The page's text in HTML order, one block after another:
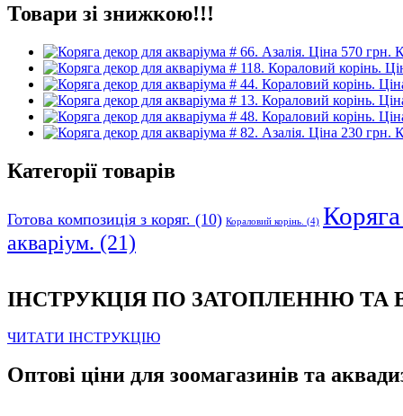
Товари зі знижкою!!!
Категорії товарів
Готова композиція з коряг. (10) Кораловий корінь. (4) Коряга
акваріум. (21)
ІНСТРУКЦІЯ ПО ЗАТОПЛЕННЮ
ЧИТАТИ ІНСТРУКЦІЮ
Оптові ціни для зоомагазинів та